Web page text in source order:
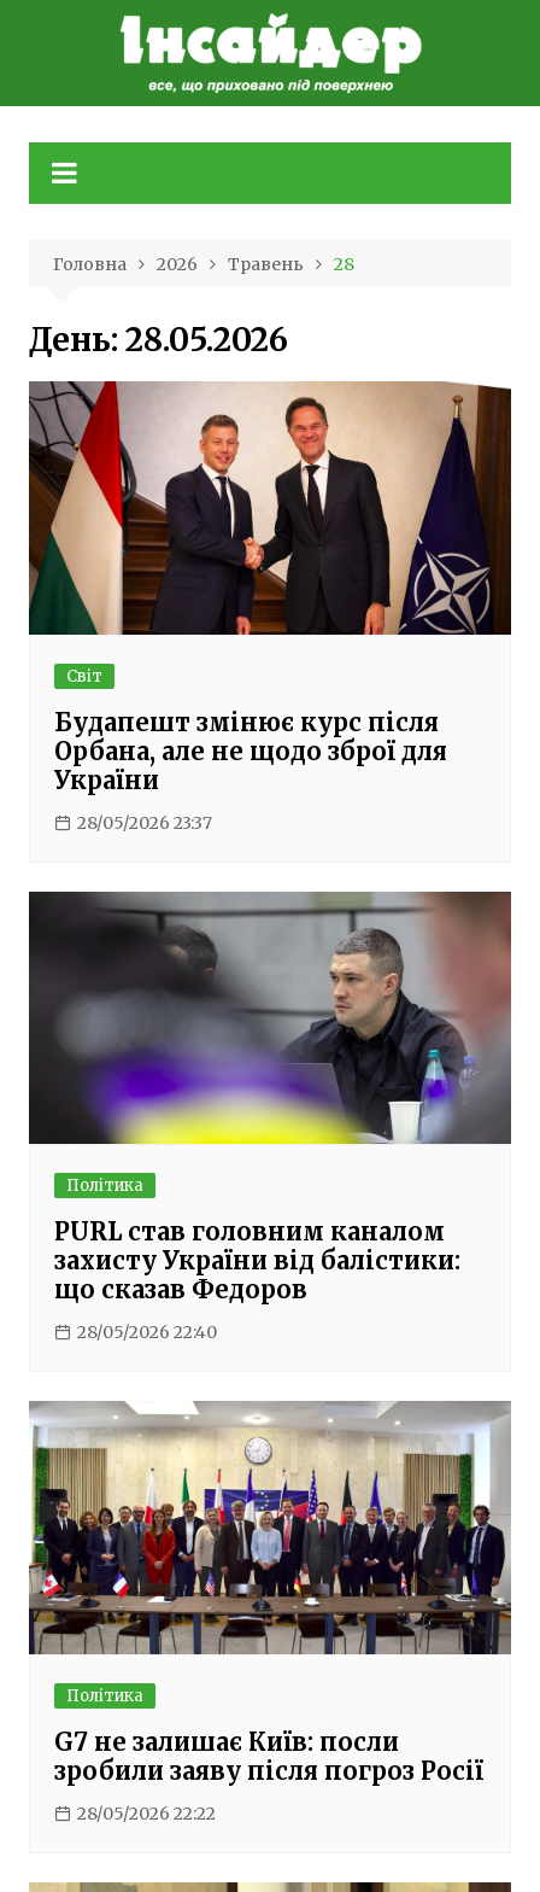
Головна 2026 Травень 28
День: 28.05.2026
Світ
Будапешт змінює курс після
Орбана, але не щодо зброї для
України
28/05/2026 23:37
Політика
PURL став головним каналом
захисту України від балістики:
що сказав Федоров
28/05/2026 22:40
Політика
G7 не залишає Київ: посли
зробили заяву після погроз Росії
28/05/2026 22:22